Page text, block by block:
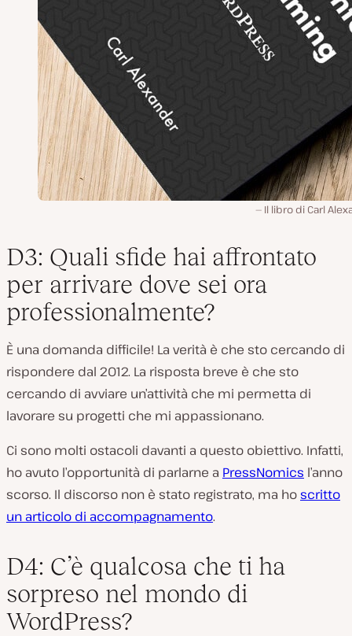
Il libro di Carl
D3: Quali sfide hai affrontato
per arrivare dove sei ora
professionalmente?
È una domanda difficile! La verità è che sto cercando di
rispondere dal 2012. La risposta breve è che sto
cercando di avviare un’attività che mi permetta di
lavorare su progetti che mi appassionano.
Ci sono molti ostacoli davanti a questo obiettivo. Infatti,
ho avuto l’opportunità di parlarne a PressNomics l’anno
scorso. Il discorso non è stato registrato, ma hoscritto
un articolo di accompagnamento.
D4: C’è qualcosa che ti ha
sorpreso nel mondo di
WordPress?